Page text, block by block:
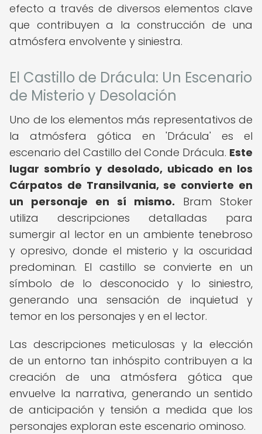
efecto a través de diversos elementos clave
que contribuyen a la construcción de una
atmósfera envolvente y siniestra.
El Castillo de Drácula: Un Escenario
de Misterio y Desolación
Uno de los elementos más representativos de
la atmósfera gótica en 'Drácula' es el
escenario del Castillo del Conde Drácula. Este
lugar sombrío y desolado, ubicado en los
Cárpatos de Transilvania, se convierte en
un personaje en sí mismo. Bram Stoker
utiliza descripciones detalladas para
sumergir al lector en un ambiente tenebroso
y opresivo, donde el misterio y la oscuridad
predominan. El castillo se convierte en un
símbolo de lo desconocido y lo siniestro,
generando una sensación de inquietud y
temor en los personajes y en el lector.
Las descripciones meticulosas y la elección
de un entorno tan inhóspito contribuyen a la
creación de una atmósfera gótica que
envuelve la narrativa, generando un sentido
de anticipación y tensión a medida que los
personajes exploran este escenario ominoso.